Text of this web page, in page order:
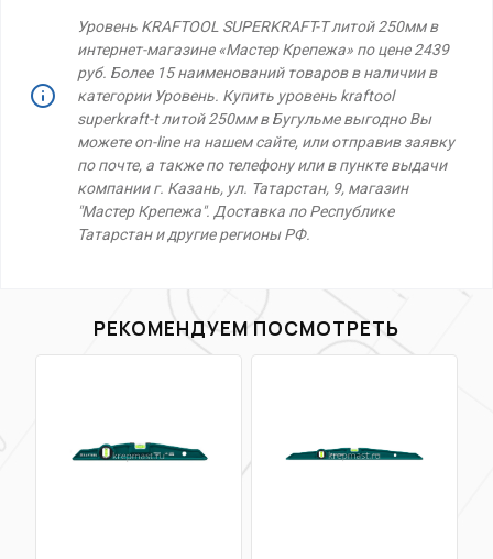
Уровень KRAFTOOL SUPERKRAFT-T литой 250мм в
интернет-магазине «Мастер Крепежа» по цене 2439
руб. Более 15 наименований товаров в наличии в
категории Уровень. Купить уровень kraftool
superkraft-t литой 250мм в Бугульме выгодно Вы
можете on-line на нашем сайте, или отправив заявку
по почте, а также по телефону или в пункте выдачи
компании г. Казань, ул. Татарстан, 9, магазин
"Мастер Крепежа". Доставка по Республике
Татарстан и другие регионы РФ.
РЕКОМЕНДУЕМ ПОСМОТРЕТЬ